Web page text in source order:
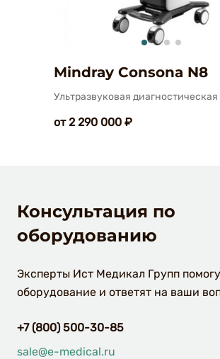
Mindray Consona N8
Ультразвуковая
от 2 290 000 ₽
Консультация по
оборудованию
Эксперты Ист Медикал Групп
оборудование и ответят на ваши
+7 (800) 500-30-85
sale@e-medical.ru